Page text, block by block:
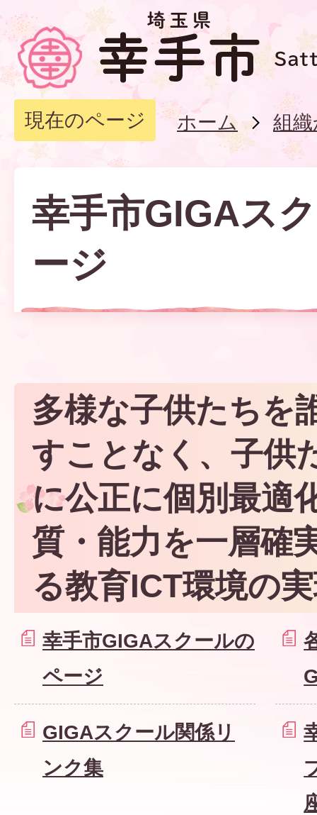
現在のページ ホーム 組
幸手市GIGAス
ージ
多様な子供たちを
すことなく、子供
に公正に個別最適
質・能力を一層確
る教育ICT環境の
幸手市GIGAスクールの
ページ
GIGAスクール関係リ
ンク集